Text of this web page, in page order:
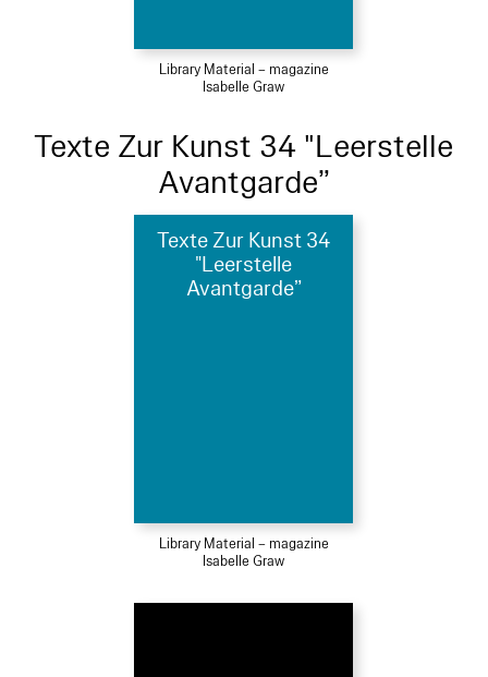
Library Material – magazine
Isabelle Graw
Texte Zur Kunst 34 "Leerstelle
Avantgarde”
Texte Zur Kunst 34
"Leerstelle
Avantgarde”
Library Material – magazine
Isabelle Graw